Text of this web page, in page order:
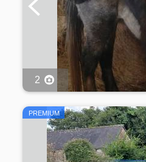
2
PREMIUM